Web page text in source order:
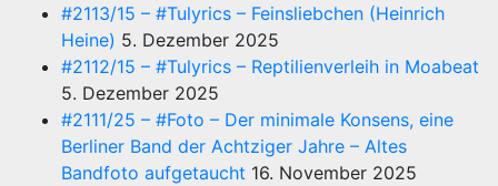
#2113/15 – #Tulyrics – Feinsliebchen (Heinrich
Heine) 5. Dezember 2025
#2112/15 – #Tulyrics – Reptilienverleih in Moabeat
5. Dezember 2025
#2111/25 – #Foto – Der minimale Konsens, eine
Berliner Band der Achtziger Jahre – Altes
Bandfoto aufgetaucht 16. November 2025